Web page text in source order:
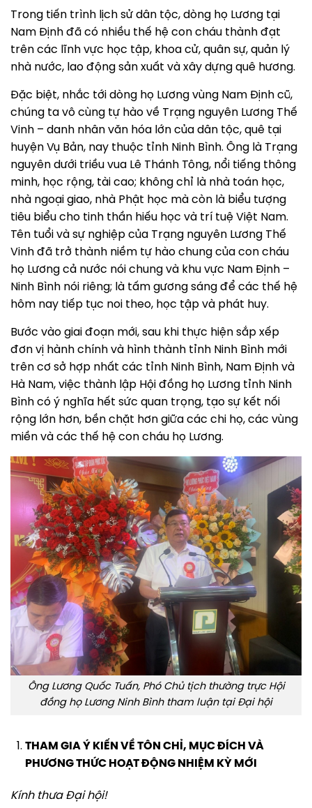
Trong tiến trình lịch sử dân tộc, dòng họ Lương tại
Nam Định đã có nhiều thế hệ con cháu thành đạt
trên các lĩnh vực học tập, khoa cử, quân sự, quản lý
nhà nước, lao động sản xuất và xây dựng quê hương.
Đặc biệt, nhắc tới dòng họ Lương vùng Nam Định cũ,
chúng ta vô cùng tự hào về Trạng nguyên Lương Thế
Vinh – danh nhân văn hóa lớn của dân tộc, quê tại
huyện Vụ Bản, nay thuộc tỉnh Ninh Bình. Ông là Trạng
nguyên dưới triều vua Lê Thánh Tông, nổi tiếng thông
minh, học rộng, tài cao; không chỉ là nhà toán học,
nhà ngoại giao, nhà Phật học mà còn là biểu tượng
tiêu biểu cho tinh thần hiếu học và trí tuệ Việt Nam.
Tên tuổi và sự nghiệp của Trạng nguyên Lương Thế
Vinh đã trở thành niềm tự hào chung của con cháu
họ Lương cả nước nói chung và khu vực Nam Định –
Ninh Bình nói riêng; là tấm gương sáng để các thế hệ
hôm nay tiếp tục noi theo, học tập và phát huy.
Bước vào giai đoạn mới, sau khi thực hiện sắp xếp
đơn vị hành chính và hình thành tỉnh Ninh Bình mới
trên cơ sở hợp nhất các tỉnh Ninh Bình, Nam Định và
Hà Nam, việc thành lập Hội đồng họ Lương tỉnh Ninh
Bình có ý nghĩa hết sức quan trọng, tạo sự kết nối
rộng lớn hơn, bền chặt hơn giữa các chi họ, các vùng
miền và các thế hệ con cháu họ Lương.
Ông Lương Quốc Tuấn, Phó Chủ tịch thường trực Hội
đồng họ Lương Ninh Bình tham luận tại Đại hội
THAM GIA Ý KIẾN VỀ TÔN CHỈ, MỤC ĐÍCH VÀ
PHƯƠNG THỨC HOẠT ĐỘNG NHIỆM KỲ MỚI
Kính thưa Đại hội!